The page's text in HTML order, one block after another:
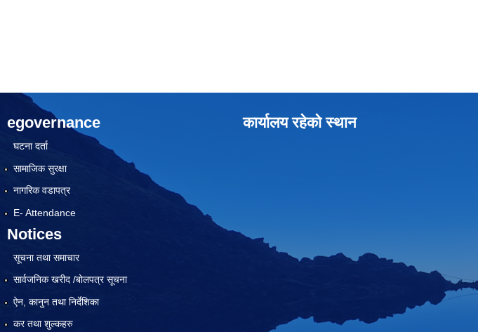
egovernance
घटना दर्ता
सामाजिक सुरक्षा
नागरिक वडापत्र
E- Attendance
Notices
सूचना तथा समाचार
सार्वजनिक खरीद /बोलपत्र सूचना
ऐन, कानुन तथा निर्देशिका
कर तथा शुल्कहरु
कार्यालय रहेको स्थान